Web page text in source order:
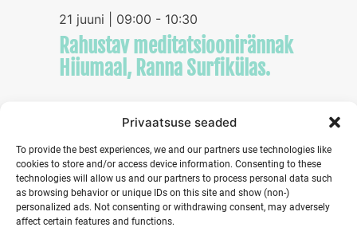
Privaatsuse seaded
To provide the best experiences, we and our partners use technologies like
cookies to store and/or access device information. Consenting to these
technologies will allow us and our partners to process personal data such
as browsing behavior or unique IDs on this site and show (non-)
personalized ads. Not consenting or withdrawing consent, may adversely
affect certain features and functions.
21 juuni | 09:00 - 10:30
Rahustav meditatsioonirännak
Hiiumaal, Ranna Surfikülas.